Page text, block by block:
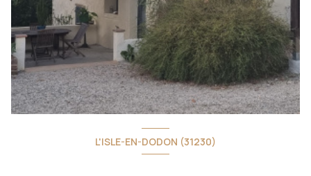
L'ISLE-EN-DODON (31230)